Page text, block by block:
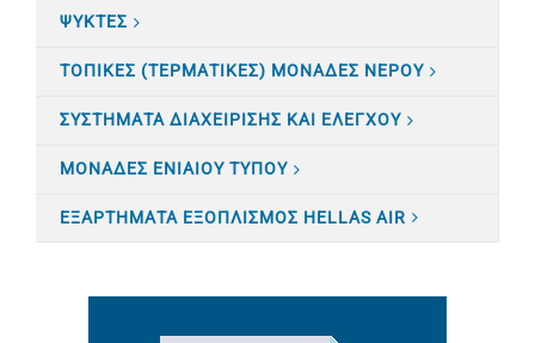
ΨΥΚΤΕΣ
ΤΟΠΙΚΕΣ (ΤΕΡΜΑΤΙΚΕΣ) ΜΟΝΑΔΕΣ ΝΕΡΟΥ
ΣΥΣΤΗΜΑΤΑ ΔΙΑΧΕΙΡΙΣΗΣ ΚΑΙ ΕΛΕΓΧΟΥ
ΜΟΝΑΔΕΣ ΕΝΙΑΙΟΥ ΤΥΠΟΥ
ΕΞΑΡΤΗΜΑΤΑ ΕΞΟΠΛΙΣΜΟΣ HELLAS AIR